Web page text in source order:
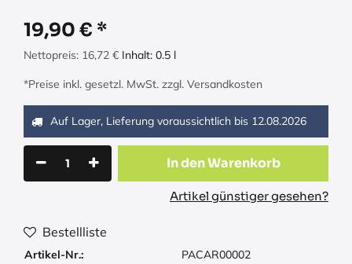
19,90 €
Nettopreis: 16,72 € Inhalt: 0.5 l
*Preise inkl. gesetzl. MwSt. zzgl. Versandkosten
Auf Lager, Lieferung voraussichtlich bis 12.08.2026
In den Warenkorb
Artikel günstiger gesehen?
Bestellliste
Artikel-Nr.:
PACAR00002